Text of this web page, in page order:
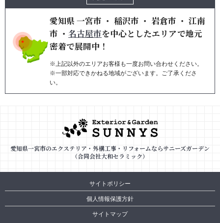
愛知県一宮市 ・ 稲沢市 ・ 岩倉市 ・ 江南
市 ・名古屋市を中心としたエリアで地元
密着で展開中！
※上記以外のエリアお客様も一度お問い合わせください。
※一部対応できかねる地域がございます。ご了承くださ
い。
愛知県一宮市のエクステリア・外構工事・リフォームならサニーズガーデン
（合同会社大和セラミック）
サイトポリシー
個人情報保護方針
サイトマップ